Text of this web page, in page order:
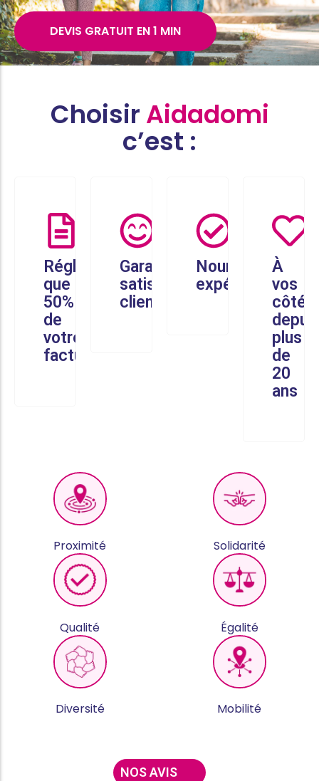
DEVIS GRATUIT EN 1 MIN
Choisir Aidadomi
c’est :
Réglez
que
50%
de
votre
facture
Garantie
satisfaction
client
Nounous
expérimentées
À
vos
côtés
plus
de
20
ans
Proximité Solidarité
Qualité Égalité
Diversité Mobilité
NOS AVIS